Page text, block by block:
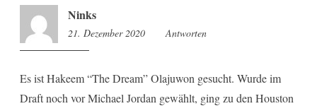
Ninks
21. Dezember 2020 10:19
Antworten
Es ist Hakeem “The Dream” Olajuwon gesucht. Wurde im
Draft noch vor Michael Jordan gewählt, ging zu den Houston